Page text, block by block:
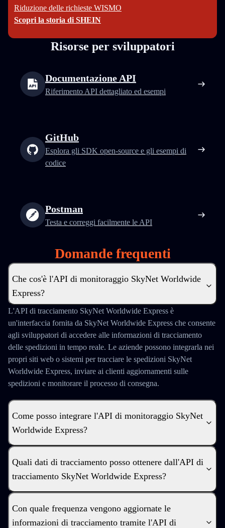
Riduzione delle richieste WISMO
Scopri la storia di SHEIN
Risorse per sviluppatori
Documentazione API
Riferimento API dettagliato ed esempi
GitHub
Esplora gli SDK open-source e gli esempi di
codice
Postman
Testa e correggi facilmente le API
Domande frequenti
Che cos'è l'API di monitoraggio SkyNet Worldwide
Express?
L'API di tracciamento SkyNet Worldwide Express è
un'interfaccia fornita da SkyNet Worldwide Express che consente
agli sviluppatori di accedere alle informazioni di tracciamento
delle spedizioni in tempo reale. Le aziende possono integrarla nei
propri siti web o sistemi per tracciare le spedizioni SkyNet
Worldwide Express, inviare ai clienti aggiornamenti sulle
spedizioni e monitorare il processo di consegna.
Come posso integrare l'API di monitoraggio SkyNet
Worldwide Express?
Quali dati di tracciamento posso ottenere dall'API di
tracciamento SkyNet Worldwide Express?
Con quale frequenza vengono aggiornate le
informazioni di tracciamento tramite l'API di